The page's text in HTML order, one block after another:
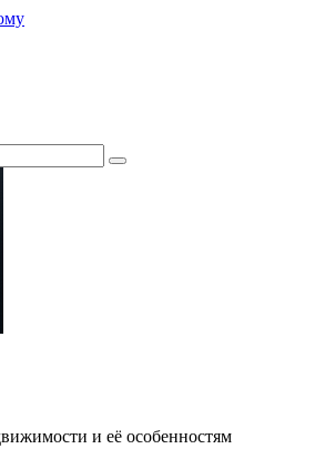
и её особенностям